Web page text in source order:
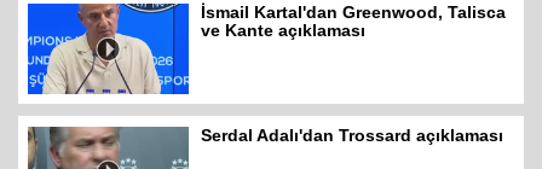
İsmail Kartal'dan Greenwood, Talisca
ve Kante açıklaması
Serdal Adalı'dan Trossard açıklaması